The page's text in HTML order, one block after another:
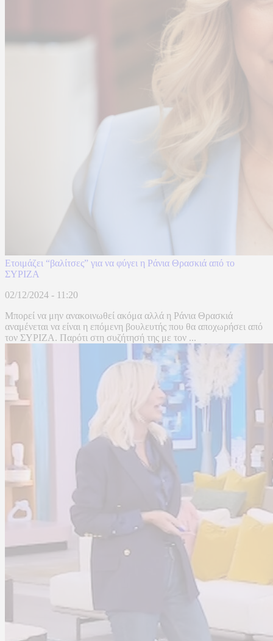
Ετοιμάζει “βαλίτσες” για να φύγει η Ράνια Θρασκιά από το
ΣΥΡΙΖΑ
02/12/2024 - 11:20
Μπορεί να μην ανακοινωθεί ακόμα αλλά η Ράνια Θρασκιά
αναμένεται να είναι η επόμενη βουλευτής που θα αποχωρήσει από
τον ΣΥΡΙΖΑ. Παρότι στη συζήτησή της με τον ...